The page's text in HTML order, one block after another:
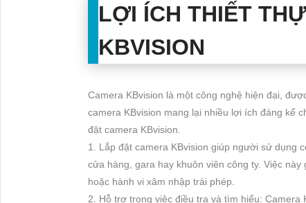
LỢI ÍCH THIẾT
KBVISION
Camera KBvision là một công nghệ hiện đại,
camera KBvision mang lại nhiều lợi ích đáng kể
đặt camera KBvision.
1. Lắp đặt camera KBvision giúp người sử dụng
cửa hàng, gara hay khuôn viên công ty. Việc
hoặc hành vi xâm nhập trái phép.
2. Hỗ trợ trong việc điều tra và tìm hiểu: